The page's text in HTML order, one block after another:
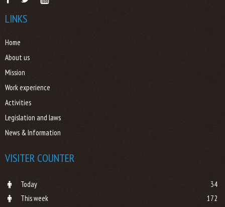
LINKS
Home
About us
Mission
Work experience
Activities
Legislation and laws
News & Information
VISITER COUNTER
Today
34
This week
172